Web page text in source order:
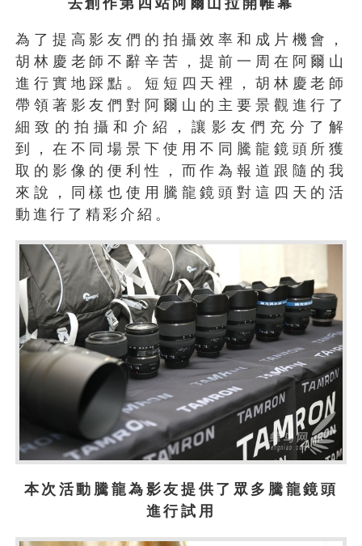
為了提高影友們的拍攝效率和成片機會，
胡林慶老師不辭辛苦，提前一周在阿爾山
進行實地踩點。短短四天裡，胡林慶老師
帶領著影友們對阿爾山的主要景觀進行了
細致的拍攝和介紹，讓影友們充分了解
到，在不同場景下使用不同騰龍鏡頭所獲
取的影像的便利性，而作為報道跟隨的我
來說，同樣也使用騰龍鏡頭對這四天的活
動進行了精彩介紹。
本次活動騰龍為影友提供了眾多騰龍鏡頭
進行試用